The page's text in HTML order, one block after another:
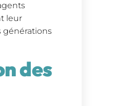
leur
générations
des